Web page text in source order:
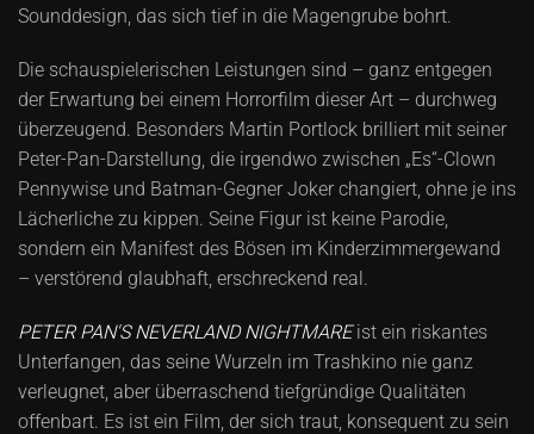
Sounddesign, das sich tief in die Magengrube bohrt.
Die schauspielerischen Leistungen sind – ganz entgegen
der Erwartung bei einem Horrorfilm dieser Art – durchweg
überzeugend. Besonders Martin Portlock brilliert mit seiner
Peter-Pan-Darstellung, die irgendwo zwischen „Es“-Clown
Pennywise und Batman-Gegner Joker changiert, ohne je ins
Lächerliche zu kippen. Seine Figur ist keine Parodie,
sondern ein Manifest des Bösen im Kinderzimmergewand
– verstörend glaubhaft, erschreckend real.
PETER PAN'S NEVERLAND NIGHTMAREist ein riskantes
Unterfangen, das seine Wurzeln im Trashkino nie ganz
verleugnet, aber überraschend tiefgründige Qualitäten
offenbart. Es ist ein Film, der sich traut, konsequent zu sein